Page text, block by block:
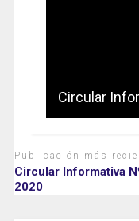
Circular
Publicación más
Circular Informativa
2020